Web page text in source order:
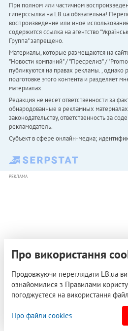
При полном или частичном
гиперссылка на LB.ua обязательна!
воспроизведение или иное
содержится ссылка на агентство
Группа" запрещено.
Материалы, которые размещаются на
"Новости компаний" / "Пресрелиз" /
публикуются на правах рекламы. , однако
подготовке этого контента и разделяет
материалах.
Редакция не несет ответственности за
обнародованные в рекламных
законодательству, ответственность за
рекламодатель.
Субъект в сфере онлайн-медиа;
РЕКЛАМА
Про використання
Продовжуючи переглядати LB.ua
ознайомилися з Правилами
погоджуєтеся на використання
Про файли cookies